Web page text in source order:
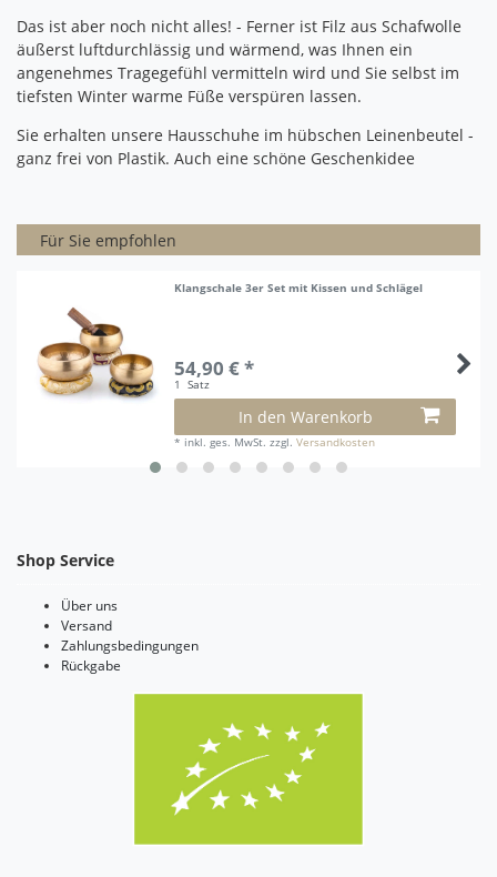
Das ist aber noch nicht alles! - Ferner ist Filz aus Schafwolle
äußerst luftdurchlässig und wärmend, was Ihnen ein
angenehmes Tragegefühl vermitteln wird und Sie selbst im
tiefsten Winter warme Füße verspüren lassen.
Sie erhalten unsere Hausschuhe im hübschen Leinenbeutel -
ganz frei von Plastik. Auch eine schöne Geschenkidee
Für Sie empfohlen
Klangschale 3er Set mit Kissen und Schlägel
54,90 € *
1 Satz
In den Warenkorb
* inkl. ges. MwSt. zzgl.Versandkosten
Shop Service
Über uns
Versand
Zahlungsbedingungen
Rückgabe